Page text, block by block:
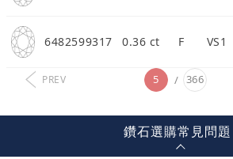
6482599317 0.36 ct F VS1
PREV 5 366
鑽石選購常見問題